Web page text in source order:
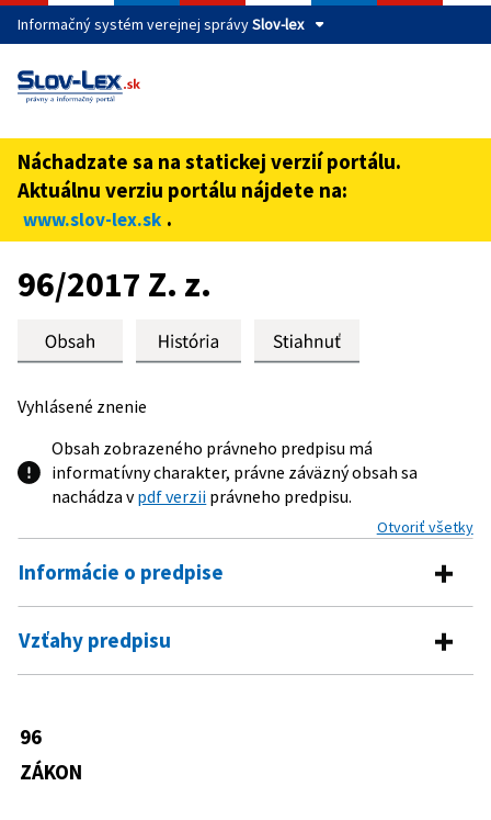
Informačný systém verejnej správySlov-lex
Táto stránka je zabezpečená
cez zabezpečenú webovú stránku verejnej správy SR.
Zabezpečená stránka vždy začína https:// pred názvom
domény webového sídla.
Náchadzate sa na statickej verzií portálu.
Aktuálnu verziu portálu nájdete na:
www.slov-lex.sk .
Preskoč na obsah
96/2017 Z. z.
Vyhlásené znenie
Obsah zobrazeného právneho predpisu má
informatívny charakter, právne záväzný obsah sa
nachádza vpdf verzii právneho predpisu.
Otvoriť všetky
Informácie o predpise
Číslo predpisu:
96/2017 Z. z.
Typ: Zákon
Vzťahy predpisu
96
ZÁKON